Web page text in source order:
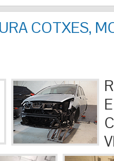
COTXES,